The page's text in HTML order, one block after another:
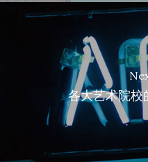
各大艺术院校